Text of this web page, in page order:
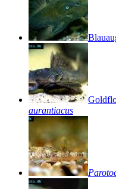
aurantiacus